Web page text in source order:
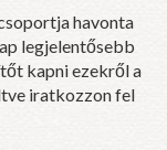
havonta
legjelentősebb
kapni ezekről a
iratkozzon fel